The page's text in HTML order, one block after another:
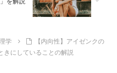
学
【内向性】アイゼンクの
きにしていることの解説